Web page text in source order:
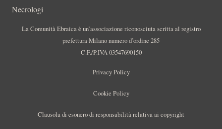
Necrologi
La Comunità Ebraica è un’associazione riconosciuta scritta al registro
prefettura Milano numero d’ordine 285
C.F./P.IVA 03547690150
Privacy Policy
Cookie Policy
Clausola di esonero di responsabilità relativa ai copyright